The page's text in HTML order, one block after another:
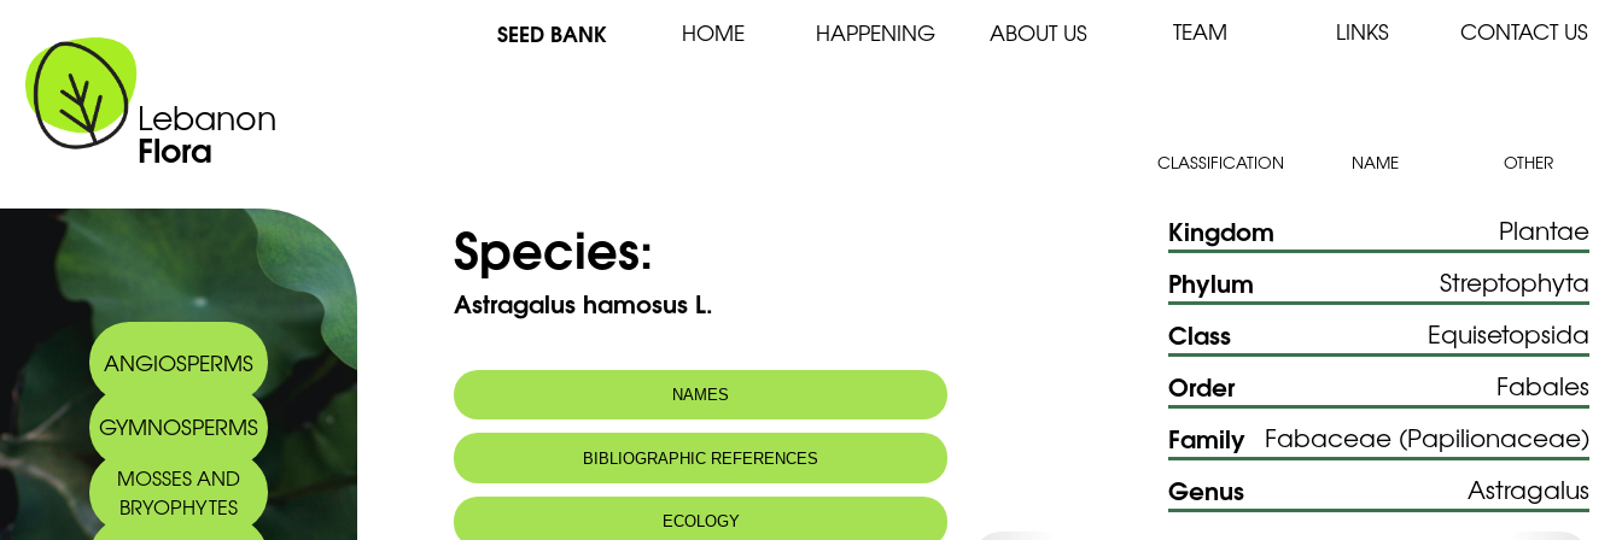
Lebanon
Flora
SEED BANK HOME HAPPENING ABOUT US TEAM LINKS CONTACT US
CLASSIFICATION NAME OTHER
ANGIOSPERMS
GYMNOSPERMS
MOSSES AND
BRYOPHYTES
Species:
Astragalus hamosus L.
NAMES
BIBLIOGRAPHIC REFERENCES
ECOLOGY
Kingdom Plantae
Phylum Streptophyta
Class Equisetopsida
Order Fabales
Family Fabaceae (Papilionaceae)
Genus Astragalus